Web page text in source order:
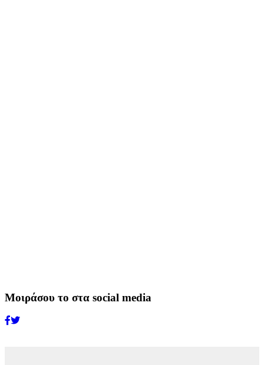
Μοιράσου το στα social media